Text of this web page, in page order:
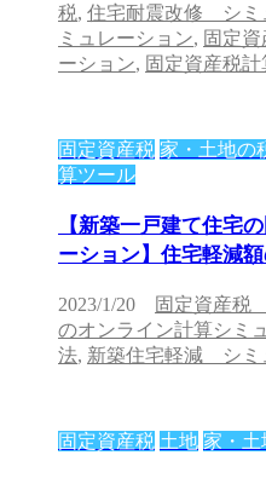
税, 住宅耐震改修 シミ
ミュレーション, 固定
ーション, 固定資産税
固定資産税 家・土地の
算ツール
【新築一戸建て住宅
ーション】住宅軽減
2023/1/20 固定資産税
のオンライン計算シミ
法, 新築住宅軽減 シミ
固定資産税 土地 家・土